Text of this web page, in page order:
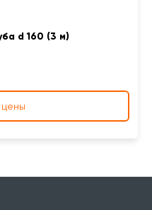
d 160 (3 м)